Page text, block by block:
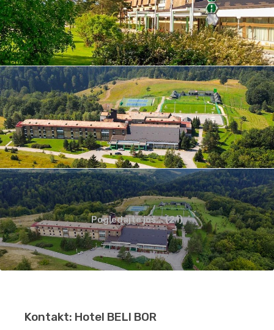
Pogledajte još... (21)
Kontakt: Hotel BELI BOR